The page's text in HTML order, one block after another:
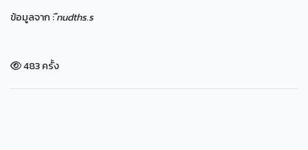
ข้อมูลจาก :ืnudths.s
483 ครั้ง